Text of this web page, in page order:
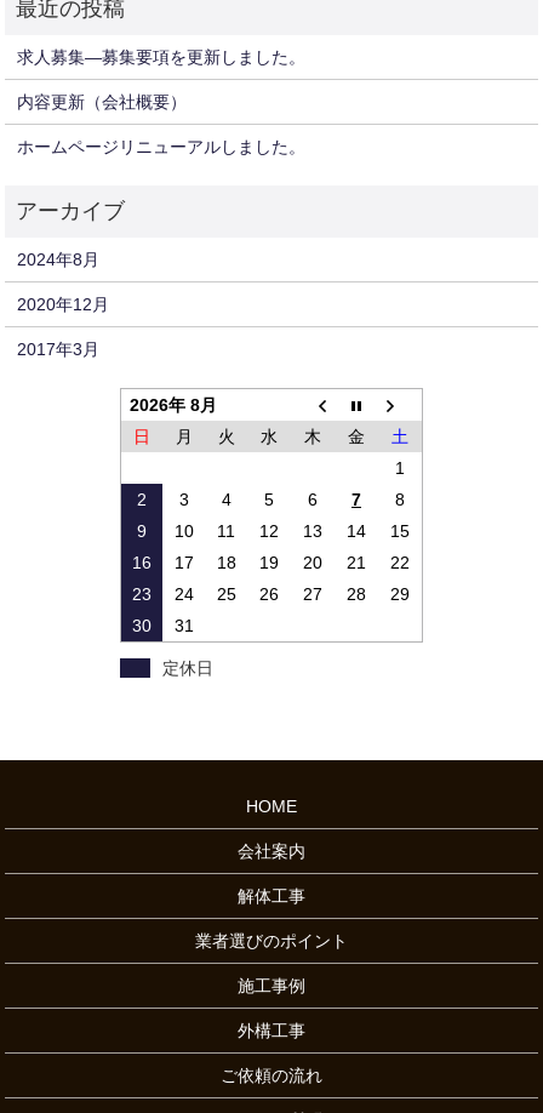
求人募集—募集要項を更新しました。
内容更新（会社概要）
ホームページリニューアルしました。
2024年8月
2020年12月
2017年3月
2026年 8月
日
月 火 水 木 金
土
1
2
3 4 5 6 7
8
9
10 11 12 13 14
15
16
17 18 19 20 21
22
23
24 25 26 27 28
29
30
31
定休日
HOME
会社案内
解体工事
業者選びのポイント
施工事例
外構工事
ご依頼の流れ